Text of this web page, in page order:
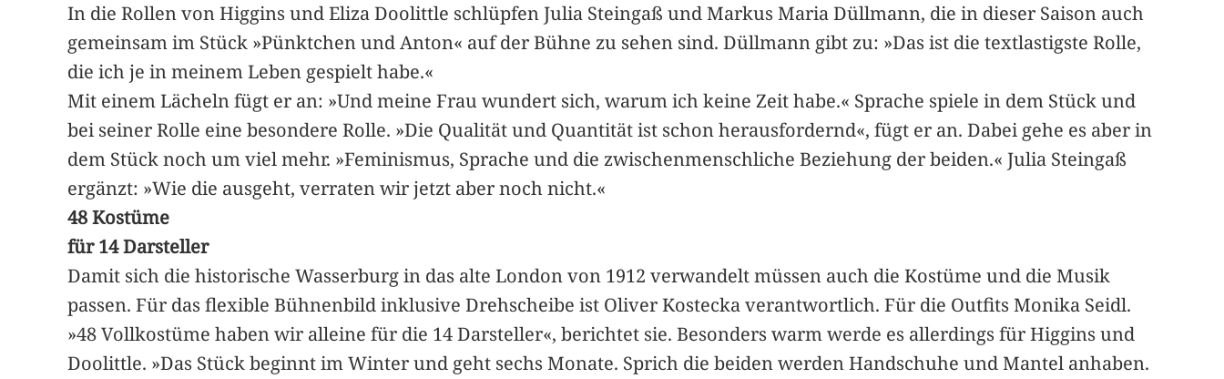
In die Rollen von Higgins und Eliza Doolittle schlüpfen Julia Steingaß und Markus Maria Düllmann, die in dieser Saison auch
gemeinsam im Stück »Pünktchen und Anton« auf der Bühne zu sehen sind. Düllmann gibt zu: »Das ist die textlastigste Rolle,
die ich je in meinem Leben gespielt habe.«
Mit einem Lächeln fügt er an: »Und meine Frau wundert sich, warum ich keine Zeit habe.« Sprache spiele in dem Stück und
bei seiner Rolle eine besondere Rolle. »Die Qualität und Quantität ist schon herausfordernd«, fügt er an. Dabei gehe es aber in
dem Stück noch um viel mehr. »Feminismus, Sprache und die zwischenmenschliche Beziehung der beiden.« Julia Steingaß
ergänzt: »Wie die ausgeht, verraten wir jetzt aber noch nicht.«
48 Kostüme
für 14 Darsteller
Damit sich die historische Wasserburg in das alte London von 1912 verwandelt müssen auch die Kostüme und die Musik
passen. Für das flexible Bühnenbild inklusive Drehscheibe ist Oliver Kostecka verantwortlich. Für die Outfits Monika Seidl.
»48 Vollkostüme haben wir alleine für die 14 Darsteller«, berichtet sie. Besonders warm werde es allerdings für Higgins und
Doolittle. »Das Stück beginnt im Winter und geht sechs Monate. Sprich die beiden werden Handschuhe und Mantel anhaben.